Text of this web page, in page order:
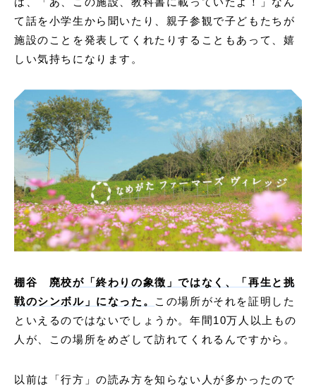
て話を小学生から聞いたり、親子参観で子どもたちが
施設のことを発表してくれたりすることもあって、嬉
しい気持ちになります。
棚谷
廃校が「終わりの象徴」ではなく、「再生と挑
戦のシンボル」になった。
この場所がそれを証明した
といえるのではないでしょうか。年間10万人以上もの
人が、この場所をめざして訪れてくれるんですから。
以前は「行方」の読み方を知らない人が多かったので